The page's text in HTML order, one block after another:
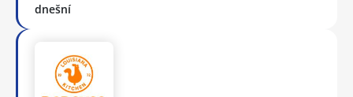
dnešní